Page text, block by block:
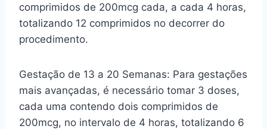
comprimidos de 200mcg cada, a cada 4 horas,
totalizando 12 comprimidos no decorrer do
procedimento.
Gestação de 13 a 20 Semanas: Para gestações
mais avançadas, é necessário tomar 3 doses,
cada uma contendo dois comprimidos de
200mcg, no intervalo de 4 horas, totalizando 6